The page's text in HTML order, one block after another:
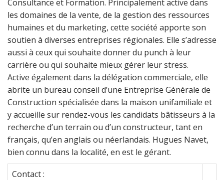
Consultance et Formation. Principalement active dans
les domaines de la vente, de la gestion des ressources
humaines et du marketing, cette société apporte son
soutien à diverses entreprises régionales. Elle s’adresse
aussi à ceux qui souhaite donner du punch à leur
carrière ou qui souhaite mieux gérer leur stress.
Active également dans la délégation commerciale, elle
abrite un bureau conseil d’une Entreprise Générale de
Construction spécialisée dans la maison unifamiliale et
y accueille sur rendez-vous les candidats bâtisseurs à la
recherche d’un terrain ou d’un constructeur, tant en
français, qu’en anglais ou néerlandais. Hugues Navet,
bien connu dans la localité, en est le gérant.
Contact: